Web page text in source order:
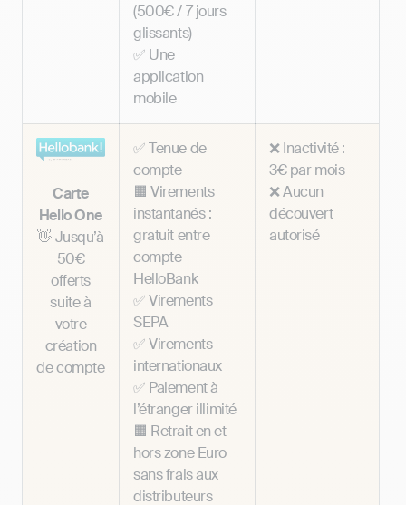
(500€ / 7 jours
glissants)
✅ Une
application
mobile
Carte
Hello One
👋 Jusqu’à
50€
offerts
suite à
votre
création
de compte
✅ Tenue de
compte
🟧 Virements
instantanés :
gratuit entre
compte
HelloBank
✅ Virements
SEPA
✅ Virements
internationaux
✅ Paiement à
l’étranger illimité
🟧 Retrait en et
hors zone Euro
sans frais aux
distributeurs
❌ Inactivité :
3€ par mois
❌ Aucun
découvert
autorisé